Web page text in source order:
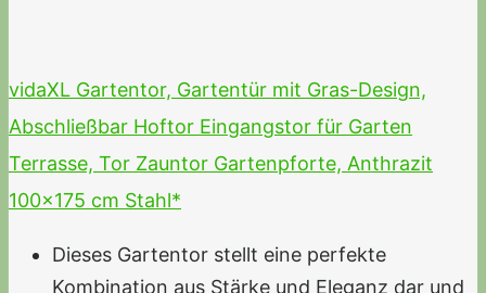
vidaXL Gartentor, Gartentür mit Gras-Design,
Abschließbar Hoftor Eingangstor für Garten
Terrasse, Tor Zauntor Gartenpforte, Anthrazit
100x175 cm Stahl*
Dieses Gartentor stellt eine perfekte
Kombination aus Stärke und Eleganz dar und